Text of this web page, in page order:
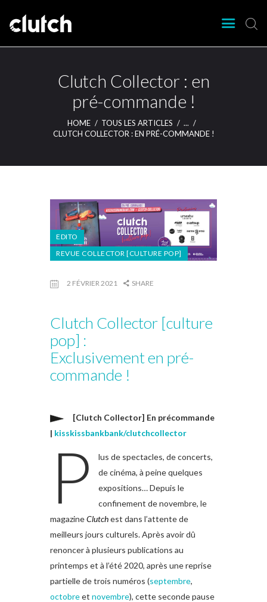
Clutch Collector : en
pré-commande !
HOME TOUS LES ARTICLES
...
CLUTCH COLLECTOR : EN PRÉ-COMMANDE !
Clutch Webzine
Agenda
Nos éditions
Magazine
Articles
EDITO
REVUE COLLECTOR [CULTURE POP]
2 FÉVRIER 2021 SHARE
Clutch Collector [culture
pop] :
Exclusivement en pré-
commande !
[Clutch Collector] En précommande
| kisskissbankbank/clutchcollector
P
lus de spectacles, de concerts,
de cinéma, à peine quelques
expositions… Depuis le
confinement de novembre, le
magazineClutchest dans l’attente de
meilleurs jours culturels. Après avoir dû
renoncer à plusieurs publications au
printemps et à l’été 2020, après une reprise
partielle de trois numéros (septembre,
octobreet novembre), cette seconde pause